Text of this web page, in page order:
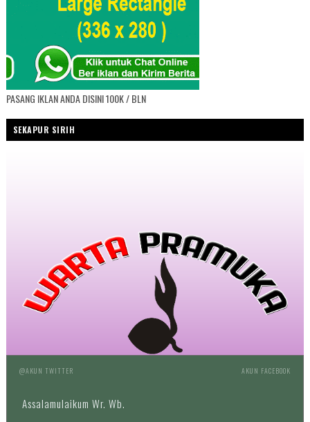
PASANG IKLAN ANDA DISINI 100K / BLN
SEKAPUR SIRIH
@AKUN TWITTER AKUN FACEBOOK
Assalamulaikum Wr. Wb.